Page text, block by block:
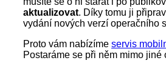
aktualizovat. Díky tomu ji
vydání nových verzí operačního
Proto vám nabízíme servis
Postaráme se při něm mimo jiné